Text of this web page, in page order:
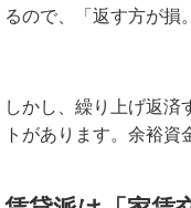
るので、「返す方が損
しかし、繰り上げ返済
トがあります。余裕資